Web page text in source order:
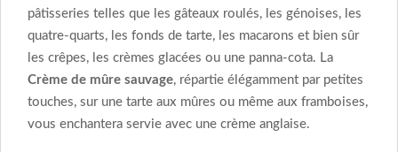
pâtisseries telles que les gâteaux roulés, les génoises, les
quatre-quarts, les fonds de tarte, les macarons et bien sûr
les crêpes, les crèmes glacées ou une panna-cota. La
Crème de mûre sauvage, répartie élégamment par petites
touches, sur une tarte aux mûres ou même aux framboises,
vous enchantera servie avec une crème anglaise.